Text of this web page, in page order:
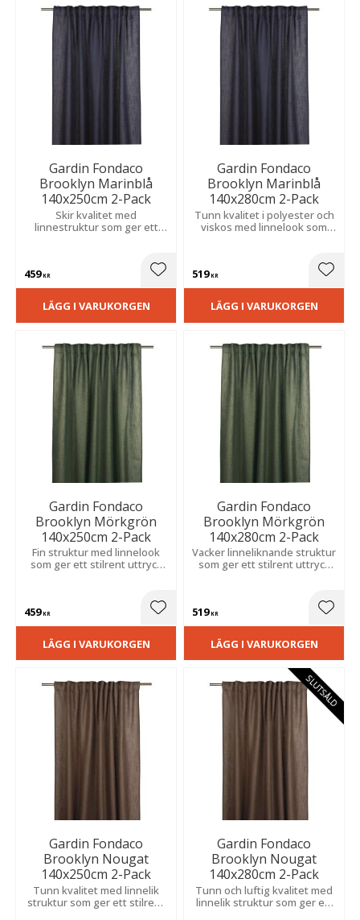
Gardin Fondaco
Brooklyn Marinblå
140x250cm 2-Pack
Skir kvalitet med
linnestruktur som ger ett
459KR Lägg till i favoriter
LÄGG I VARUKORGEN
Gardin Fondaco
Brooklyn Marinblå
140x280cm 2-Pack
Tunn kvalitet i polyester och
viskos med linnelook som
moderna och klassiska hem.
519KR
LÄGG I VARUKORGEN
Gardin Fondaco
Brooklyn Mörkgrön
140x250cm 2-Pack
Fin struktur med linnelook
som ger ett stilrent uttryck
459KR Lägg till i favoriter
LÄGG I VARUKORGEN
Gardin Fondaco
Brooklyn Mörkgrön
140x280cm 2-Pack
Vacker linneliknande struktur
som ger ett stilrent uttryck
519KR
LÄGG I VARUKORGEN
Gardin Fondaco
Brooklyn Nougat
140x250cm 2-Pack
Tunn kvalitet med linnelik
struktur som ger ett stilrent
Gardin Fondaco
Brooklyn Nougat
140x280cm 2-Pack
Tunn och luftig kvalitet med
linnelik struktur som ger ett
SLUTSÅLD